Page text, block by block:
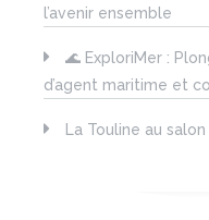
l’avenir ensemble
🌊 ExploriMer :
d’agent maritime et
La Touline au